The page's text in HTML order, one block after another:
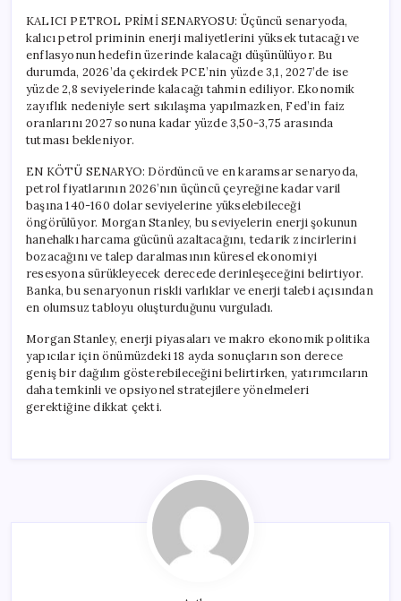
KALICI PETROL PRİMİ SENARYOSU: Üçüncü senaryoda,
kalıcı petrol priminin enerji maliyetlerini yüksek tutacağı ve
enflasyonun hedefin üzerinde kalacağı düşünülüyor. Bu
durumda, 2026’da çekirdek PCE’nin yüzde 3,1, 2027’de ise
yüzde 2,8 seviyelerinde kalacağı tahmin ediliyor. Ekonomik
zayıflık nedeniyle sert sıkılaşma yapılmazken, Fed’in faiz
oranlarını 2027 sonuna kadar yüzde 3,50-3,75 arasında
tutması bekleniyor.
EN KÖTÜ SENARYO: Dördüncü ve en karamsar senaryoda,
petrol fiyatlarının 2026’nın üçüncü çeyreğine kadar varil
başına 140-160 dolar seviyelerine yükselebileceği
öngörülüyor. Morgan Stanley, bu seviyelerin enerji şokunun
hanehalkı harcama gücünü azaltacağını, tedarik zincirlerini
bozacağını ve talep daralmasının küresel ekonomiyi
resesyona sürükleyecek derecede derinleşeceğini belirtiyor.
Banka, bu senaryonun riskli varlıklar ve enerji talebi açısından
en olumsuz tabloyu oluşturduğunu vurguladı.
Morgan Stanley, enerji piyasaları ve makro ekonomik politika
yapıcılar için önümüzdeki 18 ayda sonuçların son derece
geniş bir dağılım gösterebileceğini belirtirken, yatırımcıların
daha temkinli ve opsiyonel stratejilere yönelmeleri
gerektiğine dikkat çekti.